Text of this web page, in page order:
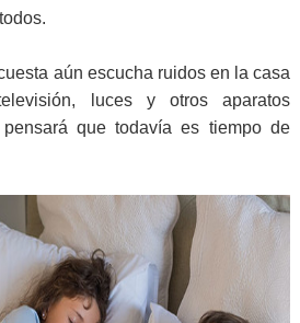
aún escucha ruidos en la casa
luces y otros aparatos
que todavía es tiempo de